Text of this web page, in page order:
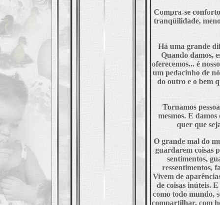
Compra-se
tranqüilidade,
Há uma grande
Quando damos,
oferecemos... é
um pedacinho de
do outro e o bem
Tornamos
mesmos. E
quer que
O grande mal do
guardarem coisas
sentimentos,
ressentimentos,
Vivem de
de coisas inúteis.
como todo mundo,
compartilhar, com